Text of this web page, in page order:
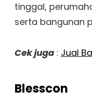
tinggal,
serta bangunan
Cek juga : Jual
Blesscon